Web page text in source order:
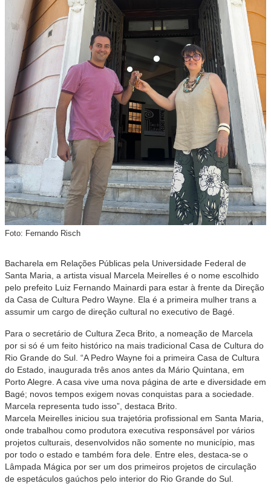
Foto: Fernando Risch
Bacharela em Relações Públicas pela Universidade Federal de
Santa Maria, a artista visual Marcela Meirelles é o nome escolhido
pelo prefeito Luiz Fernando Mainardi para estar à frente da Direção
da Casa de Cultura Pedro Wayne. Ela é a primeira mulher trans a
assumir um cargo de direção cultural no executivo de Bagé.
Para o secretário de Cultura Zeca Brito, a nomeação de Marcela
por si só é um feito histórico na mais tradicional Casa de Cultura do
Rio Grande do Sul. “A Pedro Wayne foi a primeira Casa de Cultura
do Estado, inaugurada três anos antes da Mário Quintana, em
Porto Alegre. A casa vive uma nova página de arte e diversidade em
Bagé; novos tempos exigem novas conquistas para a sociedade.
Marcela representa tudo isso”, destaca Brito.
Marcela Meirelles iniciou sua trajetória profissional em Santa Maria,
onde trabalhou como produtora executiva responsável por vários
projetos culturais, desenvolvidos não somente no município, mas
por todo o estado e também fora dele. Entre eles, destaca-se o
Lâmpada Mágica por ser um dos primeiros projetos de circulação
de espetáculos gaúchos pelo interior do Rio Grande do Sul.